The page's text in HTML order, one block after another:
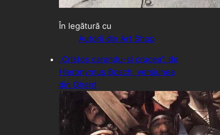
În legătură cu
Autorii din Art Shop
„Cristos carandu-si crucea”, de
Hieronymus Bosch, versiunea
din Ghent